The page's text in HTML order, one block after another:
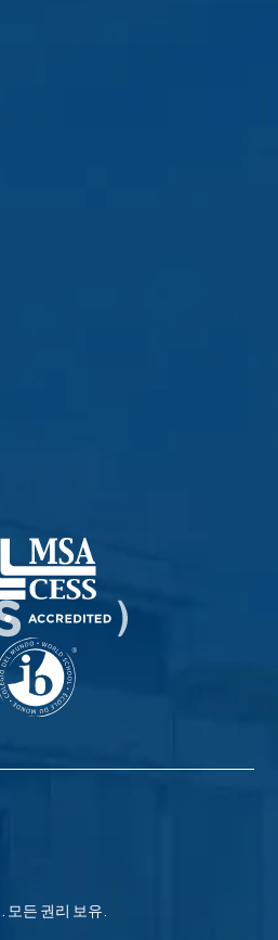
인 사고를 배우고 적용하며 인
디자이너가 제품을 사용하는 사
들은 기능적인 인터랙티브 제
디자이너의 모범 사례에 참여
들 수 있습니다. 이 수업은 디자
의적인 응용을 통해 최첨단 기
방법입니다.
만들기
인 씽킹을 배우고 적용하며 사
결하기 위해 기술적 기술을 사
게 도전이 되는 특정 사회 문제
으로 시작합니다. 그런 다음 문
한 아이디어를 개발하고, 환경
발도상국 사람들을 돕거나, 단순
험을 개선할 수 있는 혁신의 프
과정에서 전통적인 제작 기술
게 됩니다.
사고와 문제 해결 기술을 습득
행과 같은 주제를 조사합니다.
정보를 보호하는 데 있어 사이
는 이 과정은 사이버 보안 개념
공하고 학생들이 디지털 환경
음향 아트
대 예술가와 뮤지션의 도구와
래밍과 전자공학 외에도 3D 프
치물을 만드는 방법도 배우게
도구를 배우는 것 외에도 이 과
. 이 수업을 수강하기 위해 컴퓨
경험이 없어도 됩니다.
스마트폰과 태블릿용 앱을 만들
프로그램인 MIT의 앱 인벤터를
만들어 ASP 커뮤니티와 공유
공된 Amazon Kindle에서 앱을
든 권리 보유.